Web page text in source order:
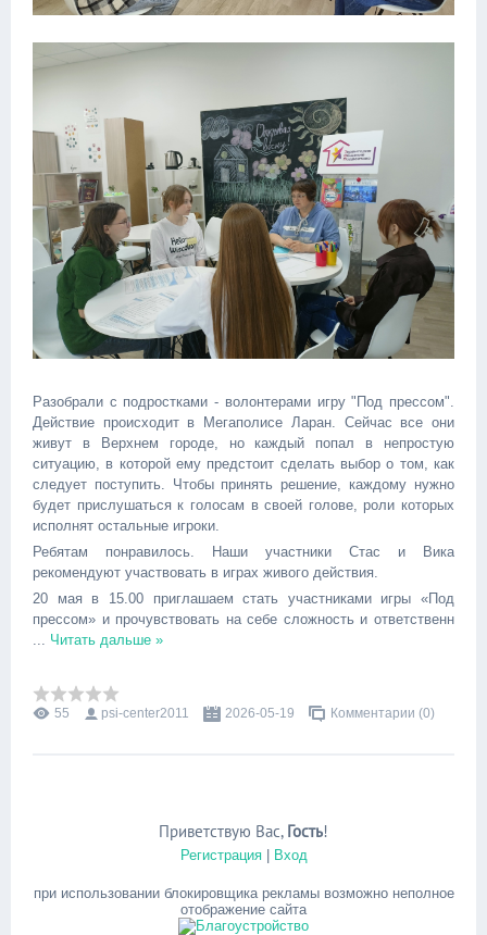
Разобрали с подростками - волонтерами игру "Под прессом".
Действие происходит в Мегаполисе Ларан. Сейчас все они
живут в Верхнем городе, но каждый попал в непростую
ситуацию, в которой ему предстоит сделать выбор о том, как
следует поступить. Чтобы принять решение, каждому нужно
будет прислушаться к голосам в своей голове, роли которых
исполнят остальные игроки.
Ребятам понравилось. Наши участники Стас и Вика
рекомендуют участвовать в играх живого действия.
20 мая в 15.00 приглашаем стать участниками игры «Под
прессом» и прочувствовать на себе сложность и ответственн
... Читать дальше »
55 psi-center2011 2026-05-19 Комментарии (0)
Приветствую Вас, Гость!
Регистрация| Вход
при использовании блокировщика рекламы возможно неполное
отображение сайта